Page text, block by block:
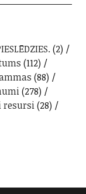
(2)
(112)
(88)
(278)
resursi(28)